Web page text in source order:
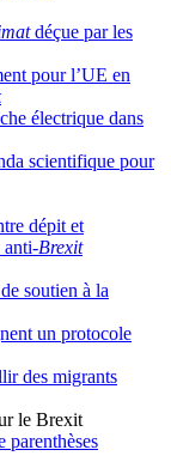
déçue par les
pour l’UE en
électrique dans
scientifique pour
dépit et
anti-Brexit
soutien à la
un protocole
des migrants
le Brexit
parenthèses